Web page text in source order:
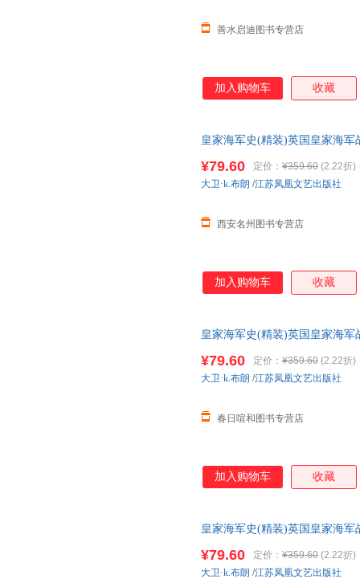
善水启迪图书专营店
加入购物车 收藏
皇家海军史(精装)英国皇家海
¥79.60 定价： ¥359.60 (2.22折)
西安名州图书专营店
大卫·k.布朗 /江苏凤凰文艺出版社
加入购物车 收藏
皇家海军史(精装)英国皇家海
¥79.60 定价： ¥359.60 (2.22折)
春日喧和图书专营店
大卫·k.布朗 /江苏凤凰文艺出版社
加入购物车 收藏
皇家海军史(精装)英国皇家海
¥79.60 定价： ¥359.60 (2.22折)
大卫·k.布朗 /江苏凤凰文艺出版社